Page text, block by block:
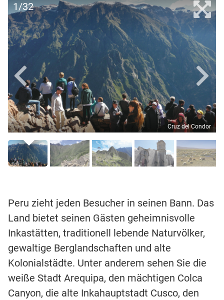
1/32
Cruz del Condor
Peru zieht jeden Besucher in seinen Bann. Das
Land bietet seinen Gästen geheimnisvolle
Inkastätten, traditionell lebende Naturvölker,
gewaltige Berglandschaften und alte
Kolonialstädte. Unter anderem sehen Sie die
weiße Stadt Arequipa, den mächtigen Colca
Canyon, die alte Inkahauptstadt Cusco, den